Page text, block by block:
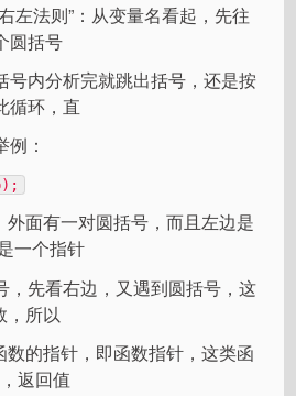
左法则”：从变量名看起，先往
圆括号
号内分析完就跳出括号，还是按
循环，直
：
面有一对圆括号，而且左边是
一个指针
，先看右边，又遇到圆括号，这
，所以
的指针，即函数指针，这类函
返回值